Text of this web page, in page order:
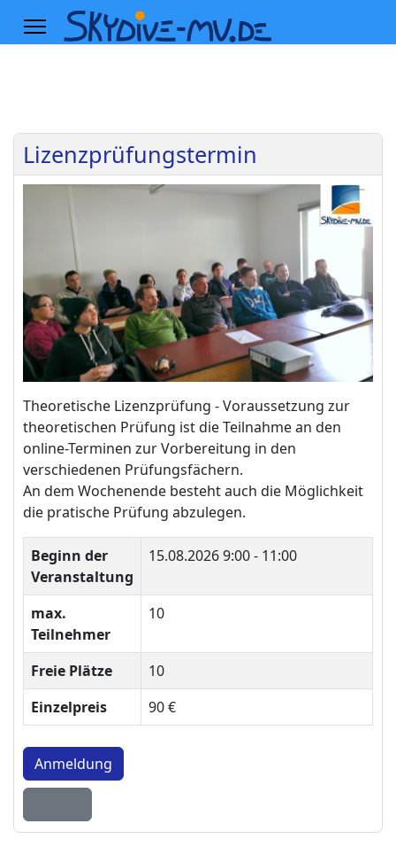
Lizenzprüfungstermin
Theoretische Lizenzprüfung - Voraussetzung zur
theoretischen Prüfung ist die Teilnahme an den
online-Terminen zur Vorbereitung in den
verschiedenen Prüfungsfächern.
An dem Wochenende besteht auch die Möglichkeit
die pratische Prüfung abzulegen.
Beginn der
Veranstaltung
15.08.20269:00 - 11:00
max.
Teilnehmer
10
Freie Plätze
10
Einzelpreis
90 €
Anmeldung